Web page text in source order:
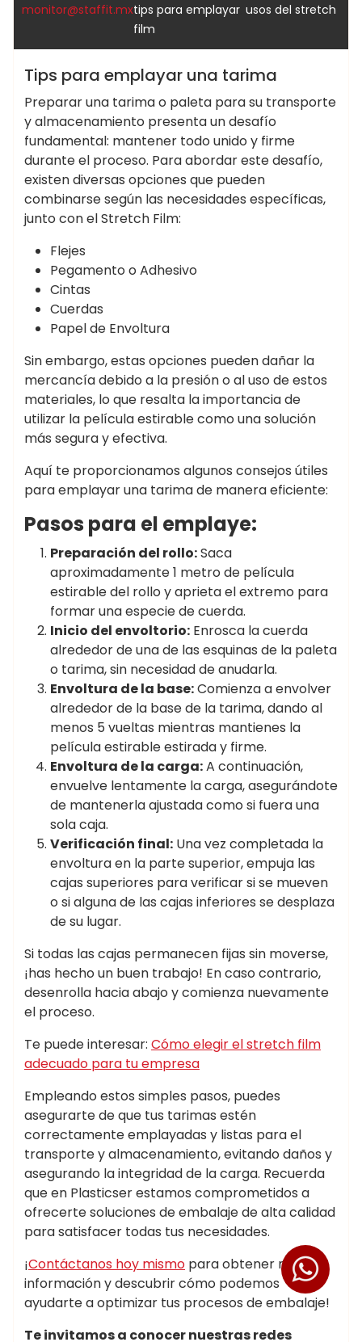
monitor@staffit.mxtips para emplayar usos del stretch
film
Tips para emplayar una tarima
Preparar una tarima o paleta para su transporte
y almacenamiento presenta un desafío
fundamental: mantener todo unido y firme
durante el proceso. Para abordar este desafío,
existen diversas opciones que pueden
combinarse según las necesidades específicas,
junto con el Stretch Film:
Flejes
Pegamento o Adhesivo
Cintas
Cuerdas
Papel de Envoltura
Sin embargo, estas opciones pueden dañar la
mercancía debido a la presión o al uso de estos
materiales, lo que resalta la importancia de
utilizar la película estirable como una solución
más segura y efectiva.
Aquí te proporcionamos algunos consejos útiles
para emplayar una tarima de manera eficiente:
Pasos para el emplaye:
Preparación del rollo:Saca
aproximadamente 1 metro de película
estirable del rollo y aprieta el extremo para
formar una especie de cuerda.
Inicio del envoltorio: Enrosca la cuerda
alrededor de una de las esquinas de la paleta
o tarima, sin necesidad de anudarla.
Envoltura de la base:Comienza a envolver
alrededor de la base de la tarima, dando al
menos 5 vueltas mientras mantienes la
película estirable estirada y firme.
Envoltura de la carga:A continuación,
envuelve lentamente la carga, asegurándote
de mantenerla ajustada como si fuera una
sola caja.
Verificación final: Una vez completada la
envoltura en la parte superior, empuja las
cajas superiores para verificar si se mueven
o si alguna de las cajas inferiores se desplaza
de su lugar.
Si todas las cajas permanecen fijas sin moverse,
¡has hecho un buen trabajo! En caso contrario,
desenrolla hacia abajo y comienza nuevamente
el proceso.
Te puede interesar: Cómo elegir el stretch film
adecuado para tu empresa
Empleando estos simples pasos, puedes
asegurarte de que tus tarimas estén
correctamente emplayadas y listas para el
transporte y almacenamiento, evitando daños y
asegurando la integridad de la carga. Recuerda
que en Plasticser estamos comprometidos a
ofrecerte soluciones de embalaje de alta calidad
para satisfacer todas tus necesidades.
¡Contáctanos hoy mismo para obtener más
información y descubrir cómo podemos
ayudarte a optimizar tus procesos de embalaje!
Te invitamos a conocer nuestras redes